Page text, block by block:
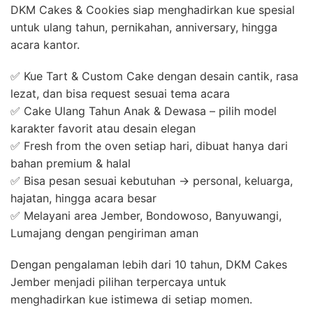
DKM Cakes & Cookies siap menghadirkan kue spesial
untuk ulang tahun, pernikahan, anniversary, hingga
acara kantor.
✅ Kue Tart & Custom Cake dengan desain cantik, rasa
lezat, dan bisa request sesuai tema acara
✅ Cake Ulang Tahun Anak & Dewasa – pilih model
karakter favorit atau desain elegan
✅ Fresh from the oven setiap hari, dibuat hanya dari
bahan premium & halal
✅ Bisa pesan sesuai kebutuhan → personal, keluarga,
hajatan, hingga acara besar
✅ Melayani area Jember, Bondowoso, Banyuwangi,
Lumajang dengan pengiriman aman
Dengan pengalaman lebih dari 10 tahun, DKM Cakes
Jember menjadi pilihan terpercaya untuk
menghadirkan kue istimewa di setiap momen.